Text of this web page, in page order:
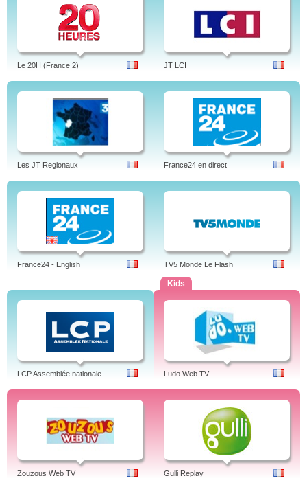
Le 20H (France 2) JT LCI
Les JT Regionaux France24 en direct
France24 - English TV5 Monde Le Flash
LCP Assemblée nationale
Kids
Ludo Web TV
Zouzous Web TV Gulli Replay